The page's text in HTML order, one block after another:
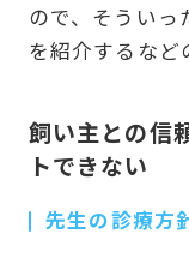
ので、そういっ
を紹介するなど
飼い主との信
トできない
先生の診療方